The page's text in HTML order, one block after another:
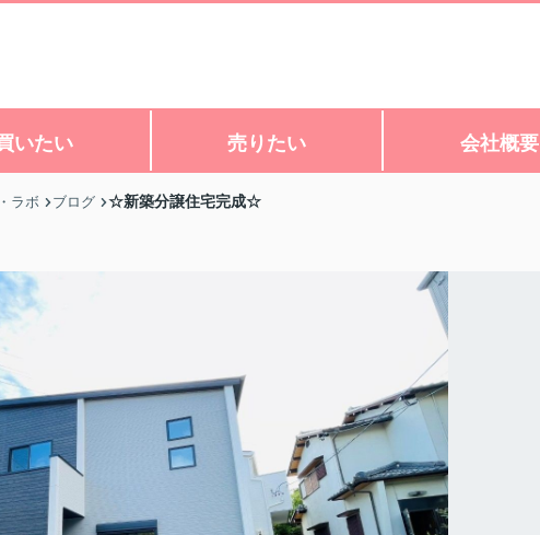
いたい 売りたい 会社概要
ラボ ブログ ☆新築分譲住宅完成☆